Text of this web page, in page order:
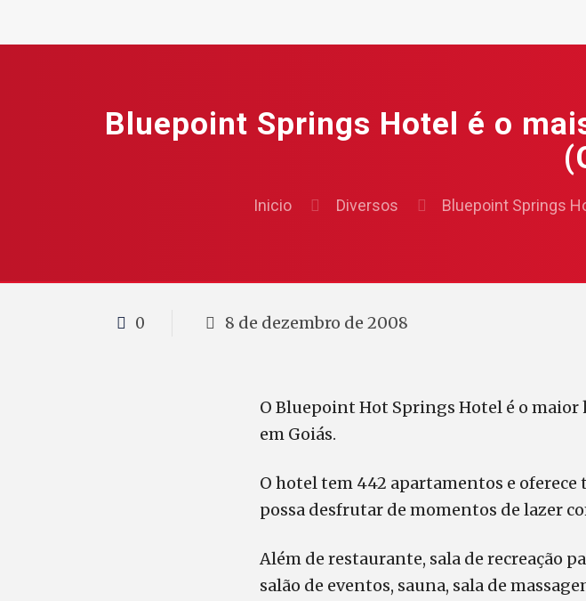
Bluepoint Springs Hotel é o
Inicio Diversos Bluepoint Springs
0 8 de dezembro de 2008
O Bluepoint Hot Springs Hotel é o maior
em Goiás.
O hotel tem 442 apartamentos e oferece
possa desfrutar de momentos de lazer
Além de restaurante, sala de recreação
salão de eventos, sauna, sala de